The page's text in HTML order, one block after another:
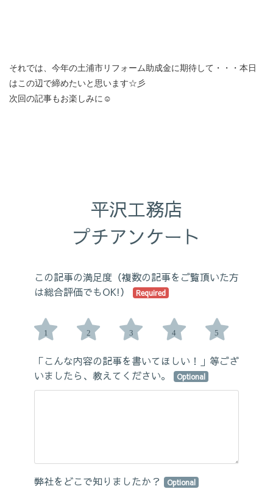
それでは、今年の土浦市リフォーム助成金に期待して・・・本日
はこの辺で締めたいと思います☆彡
次回の記事もお楽しみに☺︎